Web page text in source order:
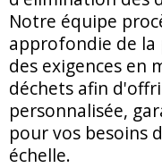
Notre équipe
approfondie de
des exigences en
déchets afin
personnalisée,
pour vos besoins
échelle.